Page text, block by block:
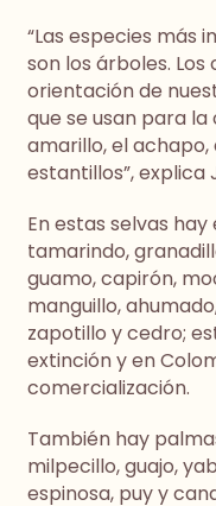
“Las especies más
son los árboles.
orientación de
que se usan para
amarillo, el
estantillos”, explica
En estas selvas
tamarindo,
guamo, capirón,
manguillo,
zapotillo y cedro;
extinción y en
comercialización.
También hay
milpecillo, guajo,
espinosa, puy y